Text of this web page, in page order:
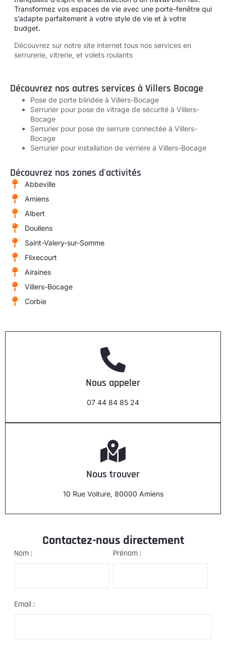
Transformez vos espaces de vie avec une porte-fenêtre qui
s’adapte parfaitement à votre style de vie et à votre
budget.
Découvrez sur notre site internet tous nos services en
serrurerie, vitrerie, et volets roulants
Découvrez nos autres services à Villers Bocage
Pose de porte blindée à Villers-Bocage
Serrurier pour pose de vitrage de sécurité à Villers-
Bocage
Serrurier pour pose de serrure connectée à Villers-
Bocage
Serrurier pour installation de verrière à Villers-Bocage
Découvrez nos zones d'activités
Abbeville
Amiens
Albert
Doullens
Saint-Valery-sur-Somme
Flixecourt
Airaines
Villers-Bocage
Corbie
Nous appeler
07 44 84 85 24
Nous trouver
10 Rue Voiture, 80000 Amiens
Contactez-nous directement
Nom : Prénom :
Email :